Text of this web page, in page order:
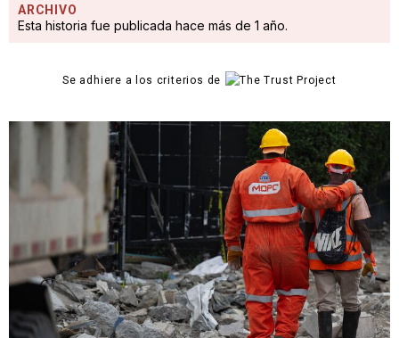
ARCHIVO
Esta historia fue publicada hace más de 1 año.
Se adhiere a los criterios de